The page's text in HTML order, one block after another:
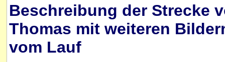
Beschreibung der Strecke
Thomas mit weiteren
vom Lauf